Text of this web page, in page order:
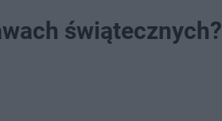
świątecznych?